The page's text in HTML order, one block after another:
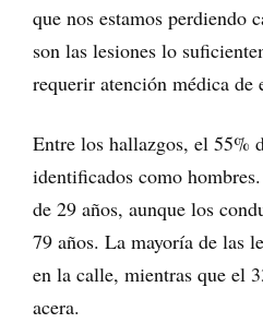
que nos estamos perdiendo
son las lesiones lo
requerir atención médica de
Entre los hallazgos, el 55%
identificados como
de 29 años, aunque los
79 años. La mayoría de las
en la calle, mientras que el
acera.